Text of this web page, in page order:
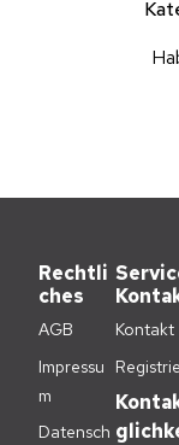
Rechtli
ches
AGB
Impressu
m
Datensch
Kontakt